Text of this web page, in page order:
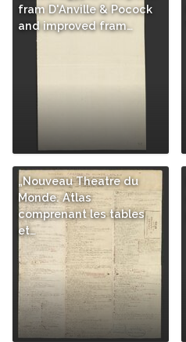
fram D'Anville & Pocock
and improved fram…
„Nouveau Theatre du
Monde. Atlas
comprenant les tables
et…